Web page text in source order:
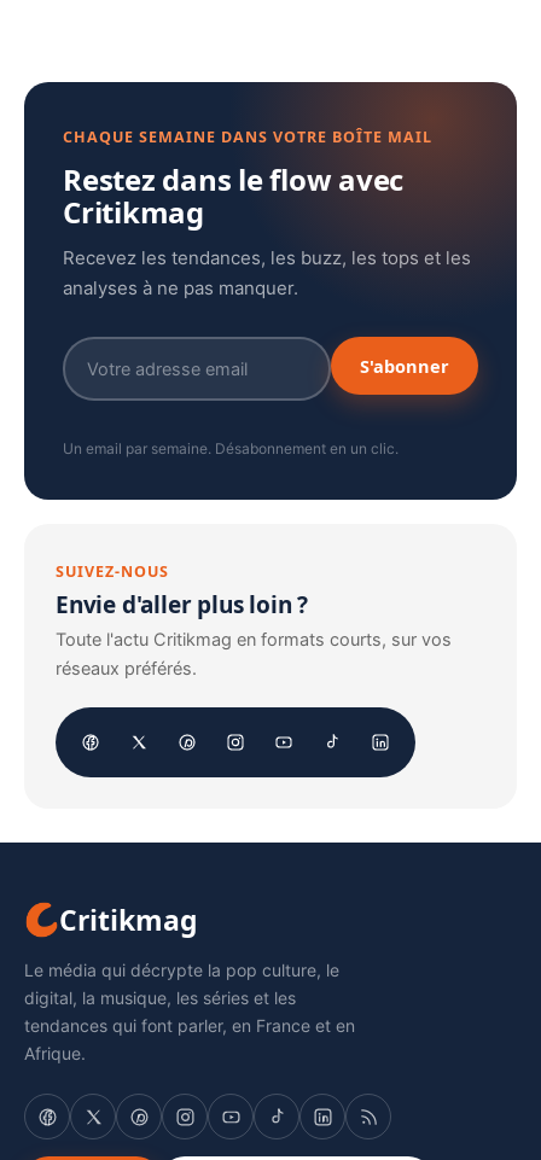
CHAQUE SEMAINE DANS VOTRE BOÎTE MAIL
Restez dans le flow avec
Critikmag
Recevez les tendances, les buzz, les tops et les
analyses à ne pas manquer.
S'abonner
Un email par semaine. Désabonnement en un clic.
SUIVEZ-NOUS
Envie d'aller plus loin ?
Toute l'actu Critikmag en formats courts, sur vos
réseaux préférés.
Critikmag
Le média qui décrypte la pop culture, le
digital, la musique, les séries et les
tendances qui font parler, en France et en
Afrique.